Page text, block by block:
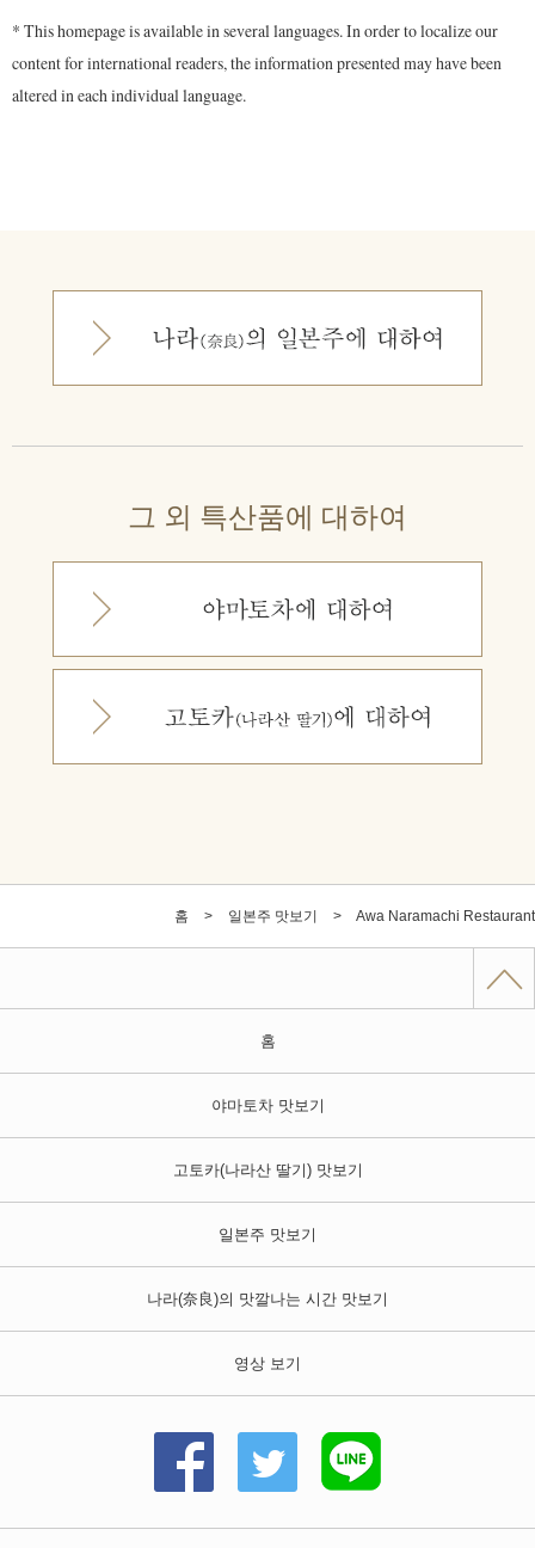
* This homepage is available in several languages. In order to localize our
content for international readers, the information presented may have been
altered in each individual language.
그 외 특산품에 대하여
홈 일본주 맛보기 Awa Naramachi Restaurant
홈
야마토차 맛보기
고토카(나라산 딸기) 맛보기
일본주 맛보기
나라(奈良)의 맛깔나는 시간 맛보기
영상 보기